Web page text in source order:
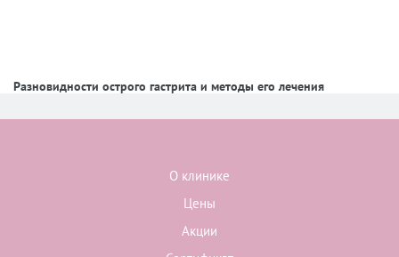
Разновидности острого гастрита и методы его лечения
О клинике
Цены
Акции